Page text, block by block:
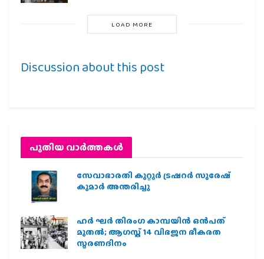
LOAD MORE
Discussion about this post
പുതിയ വാര്‍ത്തകള്‍
സേവാഭാരതി കുറ്റൂർ ട്രഷറർ സുരേഷ്
കുമാർ അന്തരിച്ചു
ഹര്‍ ഘര്‍ തിരംഗ കാമ്പയിന്‍ ഒന്‍പത്
മുതല്‍; ആഗസ്ത് 14 വിഭജന ഭീകരത
സ്മരണദിനം